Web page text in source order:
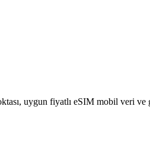
uygun fiyatlı eSIM mobil veri